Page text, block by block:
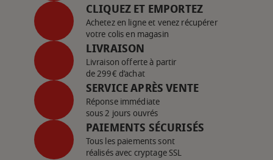
CLIQUEZ ET EMPORTEZ
Achetez en ligne et venez récupérer
votre colis en magasin
LIVRAISON
Livraison offerte à partir
de 299€ d’achat
SERVICE APRÈS VENTE
Réponse immédiate
sous 2 jours ouvrés
PAIEMENTS SÉCURISÉS
Tous les paiements sont
réalisés avec cryptage SSL